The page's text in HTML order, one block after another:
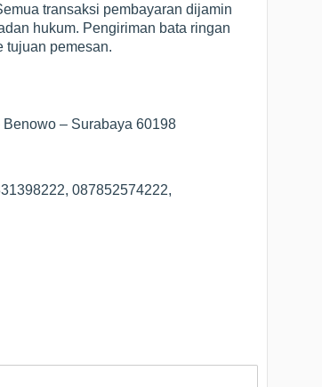
transaksi pembayaran dijamin
hukum. Pengiriman bata ringan
tujuan pemesan.
– Surabaya 60198
087852574222,